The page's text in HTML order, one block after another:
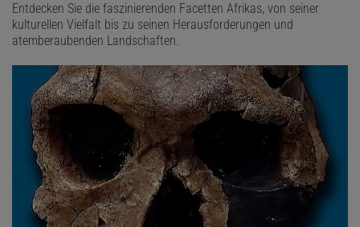
Entdecken Sie die faszinierenden Facetten Afrikas, von seiner
kulturellen Vielfalt bis zu seinen Herausforderungen und
atemberaubenden Landschaften.